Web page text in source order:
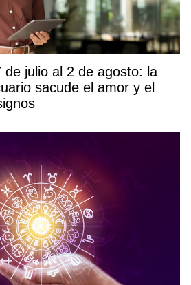
de julio al 2 de agosto: la
sacude el amor y el